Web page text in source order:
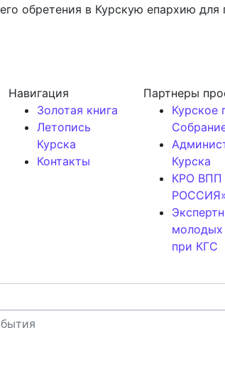
обретения в Курскую епархию
Навигация
Золотая книга
Летопись
Курска
Контакты
Партнеры
Курское
Курска
КРО
молодых
при КГС